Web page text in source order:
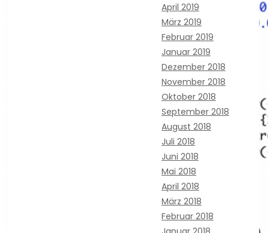
April 2019
März 2019
Februar 2019
Januar 2019
Dezember 2018
November 2018
Oktober 2018
September 2018
August 2018
Juli 2018
Juni 2018
Mai 2018
April 2018
März 2018
Februar 2018